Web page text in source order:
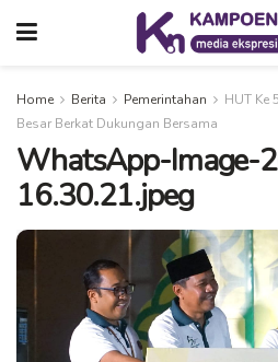
Home Berita Pemerintahan
HUT Ke
Besar Berkat Dukungan Bersama
WhatsApp-
16.30.21.jpeg